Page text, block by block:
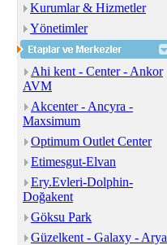
Kurumlar & Hizmetler
Yönetimler
Ahi kent - Center - Ankor
AVM
Akcenter - Ancyra -
Maxsimum
Optimum Outlet Center
Etimesgut-Elvan
Ery.Evleri-Dolphin-
Doğakent
Göksu Park
Güzelkent - Galaxy - Arya